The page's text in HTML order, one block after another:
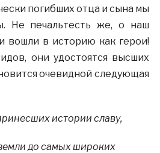
погибших отца и сына мы
Не печальтесть же, о наш
вошли в историю как герои!
они удостоятся высших
очевидной следующая
истории славу,
до самых широких